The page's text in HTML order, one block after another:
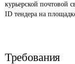
курьерской почтовой
ID тендера на
Требования